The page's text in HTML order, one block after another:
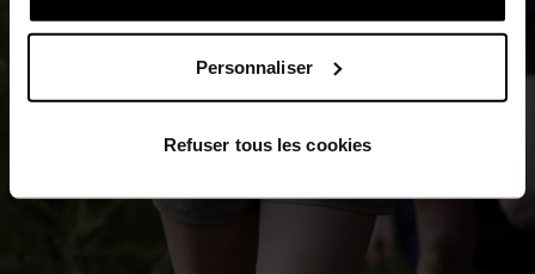
Personnaliser
Refuser tous les cookies